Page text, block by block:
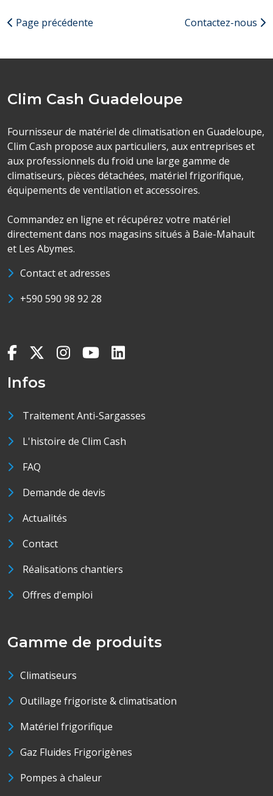
Page précédente Contactez-nous
Clim Cash Guadeloupe
Fournisseur de matériel de climatisation en Guadeloupe,
Clim Cash propose aux particuliers, aux entreprises et
aux professionnels du froid une large gamme de
climatiseurs, pièces détachées, matériel frigorifique,
équipements de ventilation et accessoires.
Commandez en ligne et récupérez votre matériel
directement dans nos magasins situés à Baie-Mahault
et Les Abymes.
Contact et adresses
+590 590 98 92 28
Infos
Traitement Anti-Sargasses
L'histoire de Clim Cash
FAQ
Demande de devis
Actualités
Contact
Réalisations chantiers
Offres d'emploi
Gamme de produits
Climatiseurs
Outillage frigoriste & climatisation
Matériel frigorifique
Gaz Fluides Frigorigènes
Pompes à chaleur